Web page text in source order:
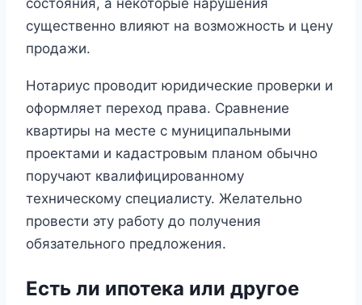
состояния, а некоторые нарушения
существенно влияют на возможность и цену
продажи.
Нотариус проводит юридические проверки и
оформляет переход права. Сравнение
квартиры на месте с муниципальными
проектами и кадастровым планом обычно
поручают квалифицированному
техническому специалисту. Желательно
провести эту работу до получения
обязательного предложения.
Есть ли ипотека или другое